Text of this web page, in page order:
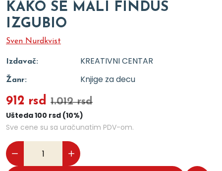
KAKO SE MALI FINDUS
IZGUBIO
Sven Nurdkvist
Izdavač: KREATIVNI CENTAR
Žanr: Knjige za decu
912 rsd 1.012 rsd
Ušteda 100 rsd (10%)
Sve cene su sa uračunatim PDV-om.